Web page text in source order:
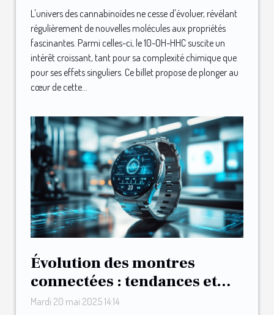
L'univers des cannabinoïdes ne cesse d'évoluer, révélant
régulièrement de nouvelles molécules aux propriétés
fascinantes. Parmi celles-ci, le 10-OH-HHC suscite un
intérêt croissant, tant pour sa complexité chimique que
pour ses effets singuliers. Ce billet propose de plonger au
cœur de cette...
Évolution des montres
connectées : tendances et
technologies en 2025
Mardi 20 mai 2025 14:14